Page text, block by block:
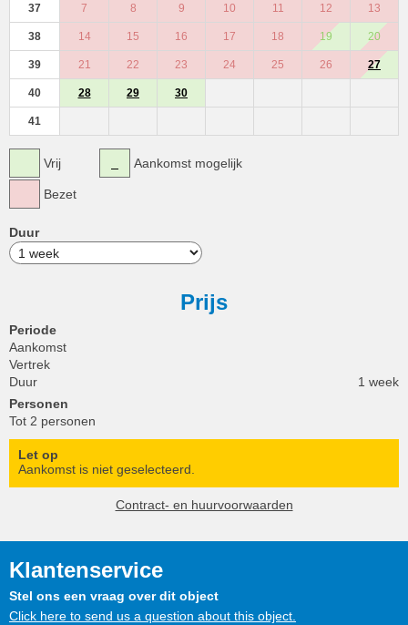
37 7 8 9 10 11 12 13
38 14 15 16 17 18 19 20
39 21 22 23 24 25 26 27
40 28 29 30
41
Vrij
Bezet
Aankomst mogelijk
Duur
Prijs
Periode
Aankomst
Vertrek
Duur
1 week
Personen
Tot 2 personen
Let op
Aankomst is niet geselecteerd.
Contract- en huurvoorwaarden
Klantenservice
Stel ons een vraag over dit object
Click here to send us a question about this object.